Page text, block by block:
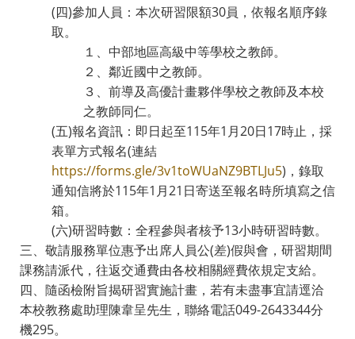
(四)參加人員：本次研習限額30員，依報名順序錄
取。
１、中部地區高級中等學校之教師。
２、鄰近國中之教師。
３、前導及高優計畫夥伴學校之教師及本校
之教師同仁。
(五)報名資訊：即日起至115年1月20日17時止，採
表單方式報名(連結
https://forms.gle/3v1toWUaNZ9BTLJu5)，錄取
通知信將於115年1月21日寄送至報名時所填寫之信
箱。
(六)研習時數：全程參與者核予13小時研習時數。
三、敬請服務單位惠予出席人員公(差)假與會，研習期間
課務請派代，往返交通費由各校相關經費依規定支給。
四、隨函檢附旨揭研習實施計畫，若有未盡事宜請逕洽
本校教務處助理陳韋呈先生，聯絡電話049-2643344分
機295。